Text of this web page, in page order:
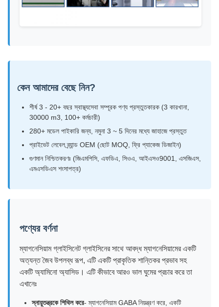
কেন আমাদের বেছে নিন?
শীর্ষ 3 - 20+ বছর স্বাস্থ্যসেবা সম্পূরক পণ্য প্রস্তুতকারক (3 কারখানা,
30000 m3, 100+ কর্মচারী)
280+ মডেল পাইকারি জন্য, নমুনা 3 ~ 5 দিনের মধ্যে জাহাজে প্রস্তুত
প্রাইভেট লেবেল ব্র্যান্ড OEM (ছোট MOQ, ফ্রি প্যাকেজ ডিজাইন)
গুণমান নিশ্চিতকরণঃ (জিএমপিসি, এফডিএ, সিওএ, আইএসও9001, এসজিএস,
এমএসডিএস শংসাপত্র)
পণ্যের বর্ণনা
ম্যাগনেসিয়াম গ্লাইসিনেট গ্লাইসিনের সাথে আবদ্ধ ম্যাগনেসিয়ামের একটি
অত্যন্ত জৈব উপলব্ধ রূপ, এটি একটি প্রাকৃতিক শান্তিকর প্রভাব সহ
একটি অ্যামিনো অ্যাসিড। এটি কীভাবে আরও ভাল ঘুমের প্রচার করে তা
এখানেঃ
স্নায়ুতন্ত্রকে শিথিল করে- ম্যাগনেসিয়াম GABA নিয়ন্ত্রণ করে, একটি